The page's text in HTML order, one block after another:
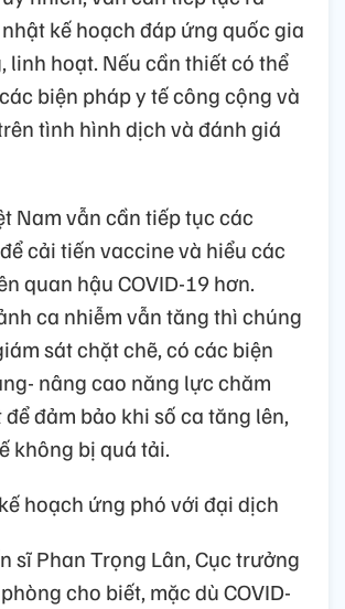
kế hoạch đáp ứng quốc gia
linh hoạt. Nếu cần thiết có thể
biện pháp y tế công cộng và
tình hình dịch và đánh giá
Nam vẫn cần tiếp tục các
cải tiến vaccine và hiểu các
quan hậu COVID-19 hơn.
ca nhiễm vẫn tăng thì chúng
sát chặt chẽ, có các biện
nâng cao năng lực chăm
đảm bảo khi số ca tăng lên,
không bị quá tải.
hoạch ứng phó với đại dịch
sĩ Phan Trọng Lân, Cục trưởng
cho biết, mặc dù COVID-